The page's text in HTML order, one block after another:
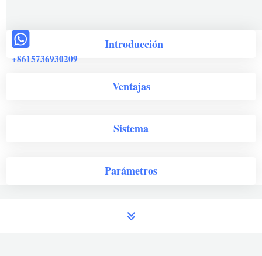
+8615736930209
Introducción
Ventajas
Sistema
Parámetros